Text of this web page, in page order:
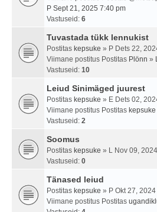
P Sept 21, 2025 7:40 pm
Vastuseid: 6
Tuvastada tükk lennukist
Postitas kepsuke » P Dets 22,
Viimane postitus Postitas Plönn »
Vastuseid: 10
Leiud Sinimäged juurest
Postitas kepsuke » E Dets 02,
Viimane postitus Postitas kepsuke
Vastuseid: 2
Soomus
Postitas kepsuke » L Nov 09,
Vastuseid: 0
Tänased leiud
Postitas kepsuke » P Okt 27,
Viimane postitus Postitas